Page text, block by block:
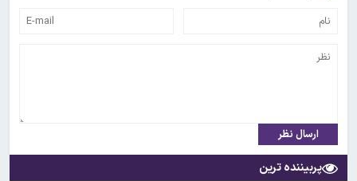
ارسال نظر
پربیننده ترین